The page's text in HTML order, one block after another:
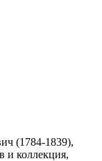
(1784-1839),
и коллекция,